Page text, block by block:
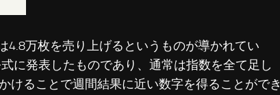
4.8万枚を売り上げるというものが導かれてい
に発表したものであり、通常は指数を全て足し
けることで週間結果に近い数字を得ることができ